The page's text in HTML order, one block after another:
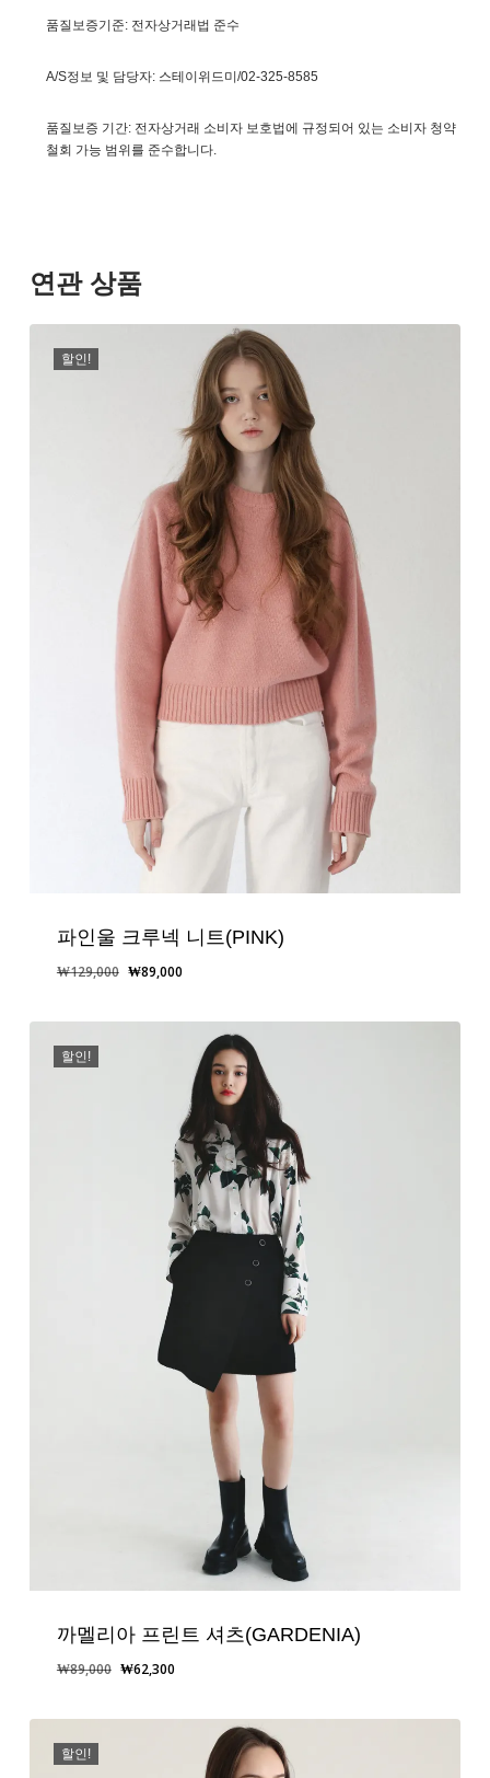
품질보증기준: 전자상거래법 준수
A/S정보 및 담당자: 스테이위드미/02-325-8585
품질보증 기간: 전자상거래 소비자 보호법에 규정되어 있는 소비자 청약
철회 가능 범위를 준수합니다.
연관 상품
할인!
파인울 크루넥 니트(PINK)
₩129,000 원
가
₩89,000현
가
₩89,000.
할인!
까멜리아 프린트 셔츠(GARDENIA)
₩89,000 원
가
₩62,300현
가
₩62,300.
할인!